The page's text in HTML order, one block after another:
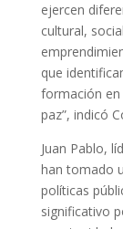
ejercen
cultural,
que
formación
paz”, indicó
Juan Pablo,
han tomado
políticas
significativo